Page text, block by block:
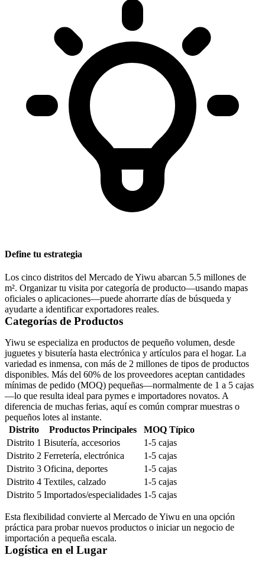
Define tu estrategia
Los cinco distritos del Mercado de Yiwu abarcan 5.5 millones de
m². Organizar tu visita por categoría de producto—usando mapas
oficiales o aplicaciones—puede ahorrarte días de búsqueda y
ayudarte a identificar exportadores reales.
Categorías de Productos
Yiwu se especializa en productos de pequeño volumen, desde
juguetes y bisutería hasta electrónica y artículos para el hogar. La
variedad es inmensa, con más de 2 millones de tipos de productos
disponibles. Más del 60% de los proveedores aceptan cantidades
mínimas de pedido (MOQ) pequeñas—normalmente de 1 a 5 cajas
—lo que resulta ideal para pymes e importadores novatos. A
diferencia de muchas ferias, aquí es común comprar muestras o
pequeños lotes al instante.
Distrito
Productos Principales
MOQ Típico
Distrito 1 Bisutería, accesorios
1-5 cajas
Distrito 2 Ferretería, electrónica
1-5 cajas
Distrito 3 Oficina, deportes
1-5 cajas
Distrito 4 Textiles, calzado
1-5 cajas
Distrito 5 Importados/especialidades 1-5 cajas
Esta flexibilidad convierte al Mercado de Yiwu en una opción
práctica para probar nuevos productos o iniciar un negocio de
importación a pequeña escala.
Logística en el Lugar